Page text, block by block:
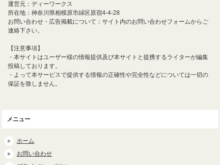
運営元：ディーワークス
所在地：神奈川県相模原市緑区原宿4-4-28
お問い合わせ・広告掲載について：サイト内のお問い合わせフォームからご
連絡下さい。
【注意事項】
・本サイトはユーザー様の情報提供及び本サイトと提携するライターが編集
投稿しております。
・よって本サービスで提供する情報の正確性や完全性などについては一切の
保証を致しません。
メニュー
ホーム
お問い合わせ